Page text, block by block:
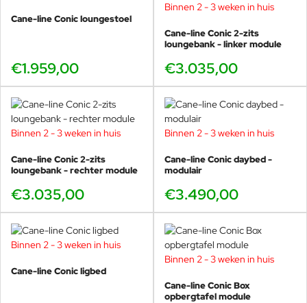
Foersom & Hiort-Lorenzen MDD
Johannes Foersom en Peter Hiort-Lorenzen (MDD) zijn twee van
de meest gerenommeerde en succesvolle meubelontwerpers van
Scandinavië. Hun doel is om blijvende waarde te creëren en een
streven naar de hoogste kwaliteit in samenwerking, proces en
product en geloven dat kennis en innovatie fundamenteel zijn.
Door het indrukwekkende gebruik van flexibiliteit lijken de
Cane-line Conic loungestoel
€1.959,00
Binnen 2 - 3 weken in huis
Cane-line Conic 2-zits
loungebank - linker module
€3.035,00
Binnen 2 - 3 weken in huis
Cane-line Conic 2-zits
loungebank - rechter module
€3.035,00
Binnen 2 - 3 weken in huis
Cane-line Conic daybed -
modulair
€3.490,00
Binnen 2 - 3 weken in huis
Cane-line Conic ligbed
Binnen 2 - 3 weken in huis
Cane-line Conic Box
opbergtafel module